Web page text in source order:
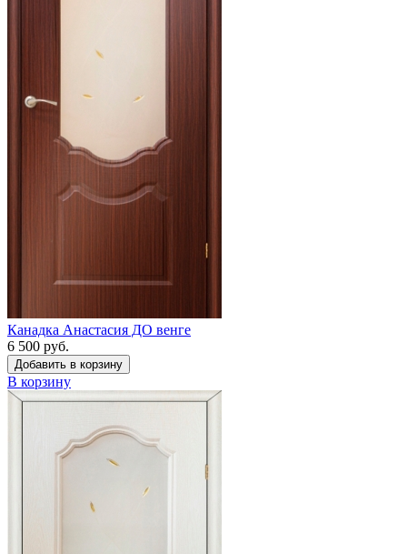
Канадка Анастасия ДО венге
6 500 руб.
Добавить в корзину
В корзину